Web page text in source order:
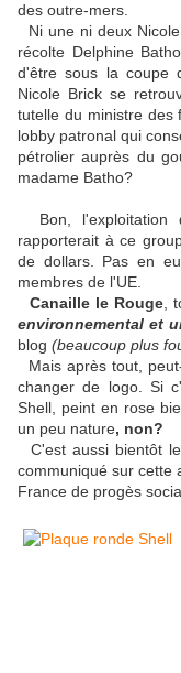
des outre-mers.
Ni une ni deux
récolte Delphine
d'être sous la coupe
Nicole Brick se
tutelle du ministre des
lobby patronal qui
pétrolier auprès du
madame Batho?
Bon, l'exploitation
rapporterait à ce
de dollars. Pas en
membres de l'UE.
Canaille le Rouge ,
environnemental et
blog (beaucoup plus
Mais après tout,
changer de logo. Si
Shell, peint en rose
un peu nature, non?
C'est aussi bientôt
communiqué sur cette
France de progès